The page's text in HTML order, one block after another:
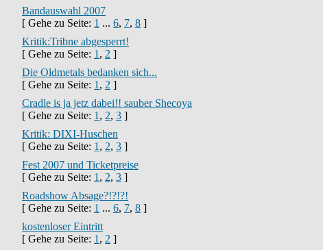
Bandauswahl 2007
[ Gehe zu Seite: 1 ... 6, 7, 8 ]
Kritik:Tribne abgesperrt!
[ Gehe zu Seite: 1 , 2 ]
Die Oldmetals bedanken sich...
[ Gehe zu Seite: 1 , 2 ]
Cradle is ja jetz dabei!! sauber Shecoya
[ Gehe zu Seite: 1 , 2, 3 ]
Kritik: DIXI-Huschen
[ Gehe zu Seite: 1 , 2, 3 ]
Fest 2007 und Ticketpreise
[ Gehe zu Seite: 1 , 2, 3 ]
Roadshow Absage?!?!?!
[ Gehe zu Seite: 1 ... 6, 7, 8 ]
kostenloser Eintritt
[ Gehe zu Seite: 1 , 2 ]